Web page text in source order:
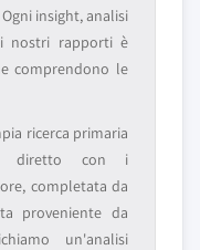
insight, analisi
nostri rapporti è
comprendono le
ricerca primaria
diretto con i
completata da
proveniente da
un'analisi